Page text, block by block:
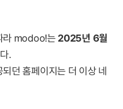
라 modoo!는 2025년 6월
.
던 홈페이지는 더 이상 네